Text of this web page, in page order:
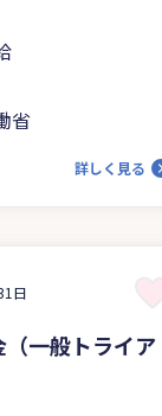
省
詳しく見る
日
（一般トライア